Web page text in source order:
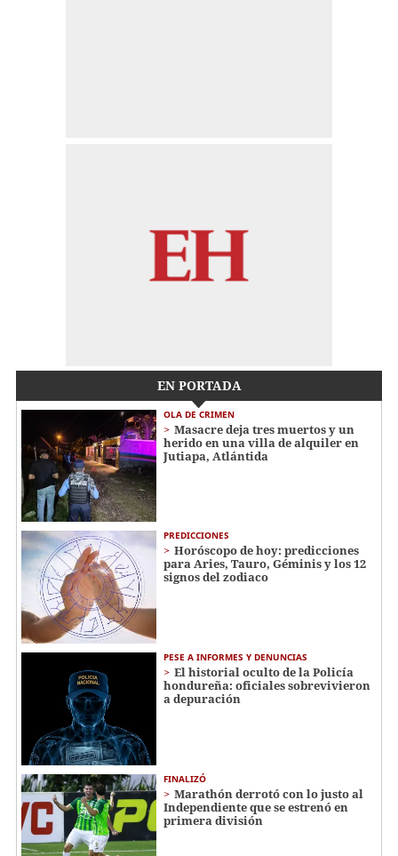
EN PORTADA
OLA DE CRIMEN
Masacre deja tres muertos y un
herido en una villa de alquiler en
Jutiapa, Atlántida
PREDICCIONES
Horóscopo de hoy: predicciones
para Aries, Tauro, Géminis y los 12
signos del zodiaco
PESE A INFORMES Y DENUNCIAS
El historial oculto de la Policía
hondureña: oficiales sobrevivieron
a depuración
FINALIZÓ
Marathón derrotó con lo justo al
Independiente que se estrenó en
primera división